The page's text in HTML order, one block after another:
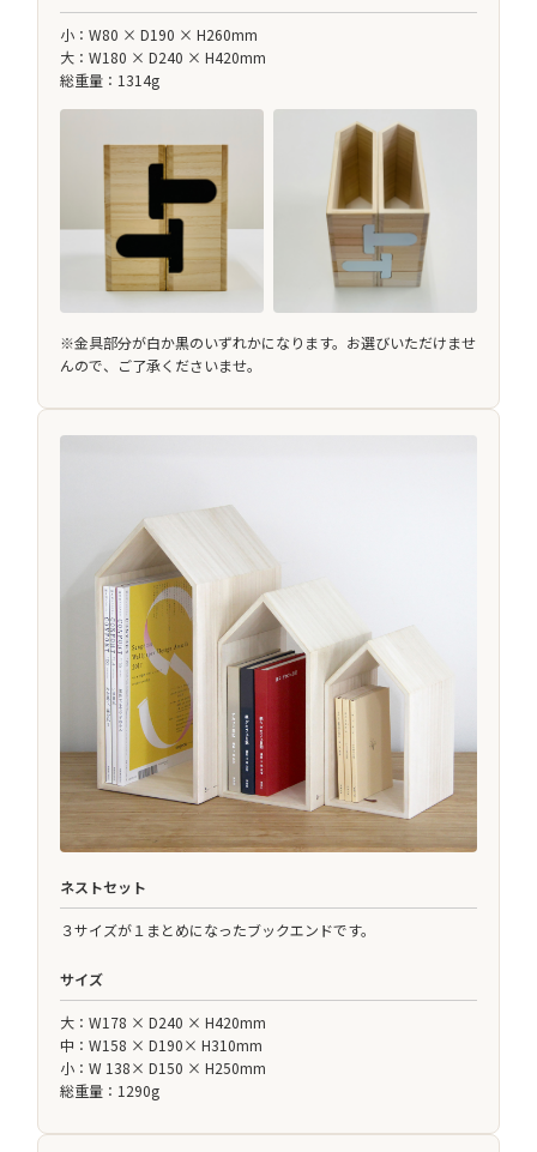
小：W80 × D190 × H260mm
大：W180 × D240 × H420mm
総重量：1314g
※金具部分が白か黒のいずれかになります。お選びいただけませ
んので、ご了承くださいませ。
ネストセット
３サイズが１まとめになったブックエンドです。
サイズ
大：W178 × D240 × H420mm
中：W158 × D190× H310mm
小：W 138× D150 × H250mm
総重量：1290g